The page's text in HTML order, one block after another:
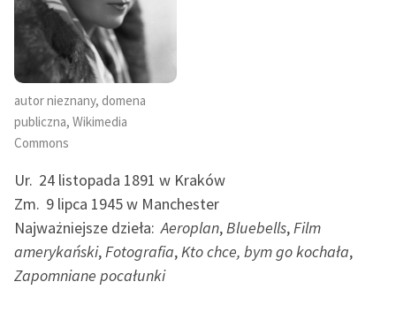
autor nieznany, domena
publiczna, Wikimedia
Commons
Ur. 24 listopada 1891 w Kraków
Zm. 9 lipca 1945 w Manchester
Najważniejsze dzieła: Aeroplan,Bluebells,Film
amerykański,Fotografia,Kto chce, bym go kochała,
Zapomniane pocałunki